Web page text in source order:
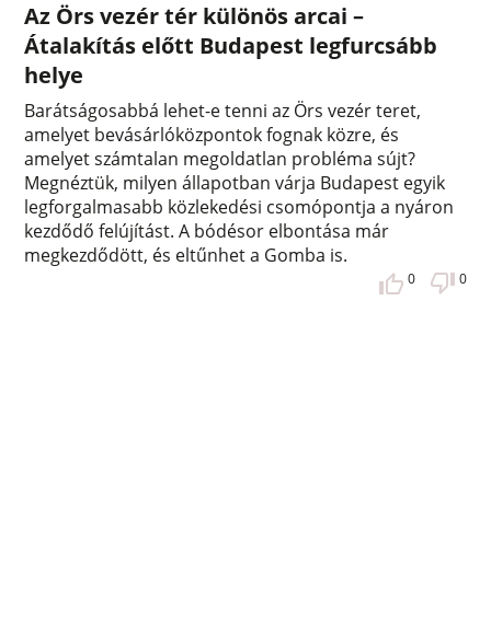
Az Örs vezér tér különös arcai –
Átalakítás előtt Budapest legfurcsább
helye
Barátságosabbá lehet-e tenni az Örs vezér teret,
amelyet bevásárlóközpontok fognak közre, és
amelyet számtalan megoldatlan probléma sújt?
Megnéztük, milyen állapotban várja Budapest egyik
legforgalmasabb közlekedési csomópontja a nyáron
kezdődő felújítást. A bódésor elbontása már
megkezdődött, és eltűnhet a Gomba is.
0 0